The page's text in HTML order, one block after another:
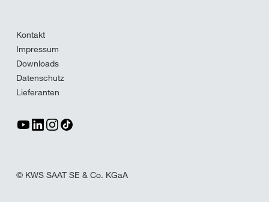
Kontakt
Impressum
Downloads
Datenschutz
Lieferanten
© KWS SAAT SE & Co. KGaA